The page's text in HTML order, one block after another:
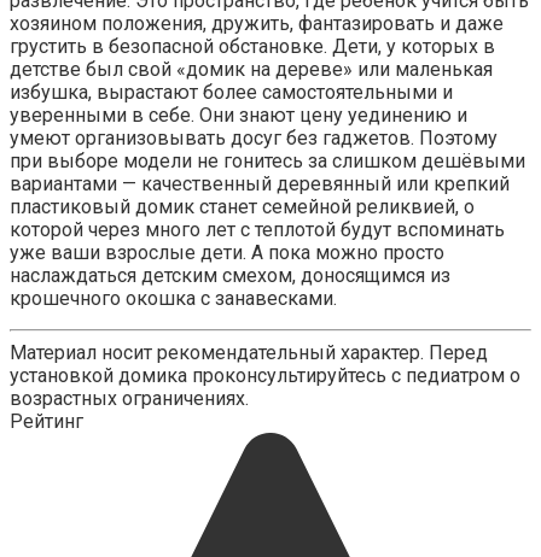
хозяином положения, дружить, фантазировать и даже
грустить в безопасной обстановке. Дети, у которых в
детстве был свой «домик на дереве» или маленькая
избушка, вырастают более самостоятельными и
уверенными в себе. Они знают цену уединению и
умеют организовывать досуг без гаджетов. Поэтому
при выборе модели не гонитесь за слишком дешёвыми
вариантами — качественный деревянный или крепкий
пластиковый домик станет семейной реликвией, о
которой через много лет с теплотой будут вспоминать
уже ваши взрослые дети. А пока можно просто
наслаждаться детским смехом, доносящимся из
крошечного окошка с занавесками.
Материал носит рекомендательный характер. Перед
установкой домика проконсультируйтесь с педиатром о
возрастных ограничениях.
Рейтинг